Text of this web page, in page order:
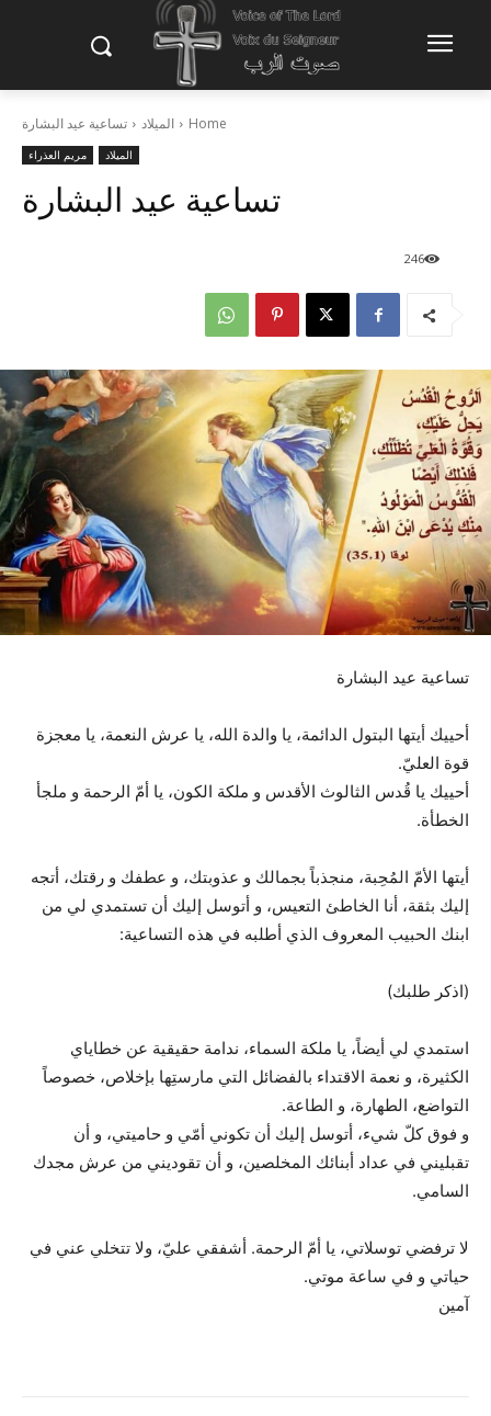
Home الميلاد تساعية عيد البشارة
الميلاد مريم العذراء
تساعية عيد البشارة
246
تساعية عيد البشارة
أحييك أيتها البتول الدائمة، يا والدة الله، يا عرش النعمة، يا معجزة
قوة العليّ.
أحييك يا قُدس الثالوث الأقدس و ملكة الكون، يا أمّ الرحمة و ملجأ
الخطأة.
أيتها الأمّ المُحِبة، منجذباً بجمالك و عذوبتك، و عطفك و رقتك، أتجه
إليك بثقة، أنا الخاطئ التعيس، و أتوسل إليك أن تستمدي لي من
ابنك الحبيب المعروف الذي أطلبه في هذه التساعية:
(اذكر طلبك)
استمدي لي أيضاً، يا ملكة السماء، ندامة حقيقية عن خطاياي
الكثيرة، و نعمة الاقتداء بالفضائل التي مارستِها بإخلاص، خصوصاً
التواضع، الطهارة، و الطاعة.
و فوق كلّ شيء، أتوسل إليك أن تكوني أمّي و حاميتي، و أن
تقبليني في عداد أبنائك المخلصين، و أن تقوديني من عرش مجدك
السامي.
لا ترفضي توسلاتي، يا أمّ الرحمة. أشفقي عليّ، ولا تتخلي عني في
حياتي و في ساعة موتي.
آمين